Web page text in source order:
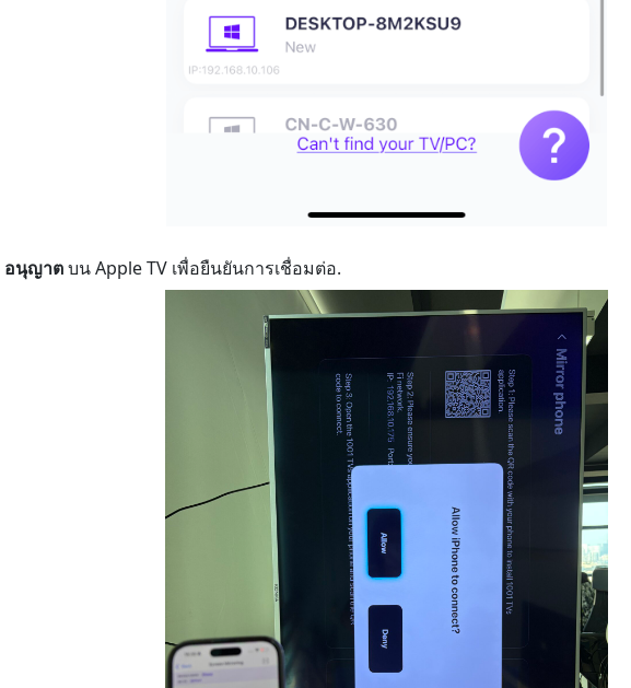
อนุญาตบน Apple TV เพื่อยืนยันการเชื่อมต่อ.